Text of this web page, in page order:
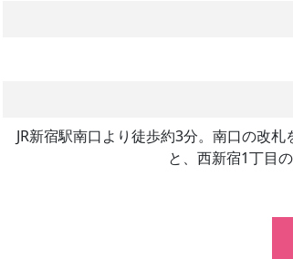
JR新宿駅南口より徒歩約3分。南口の改
と、西新宿1丁目